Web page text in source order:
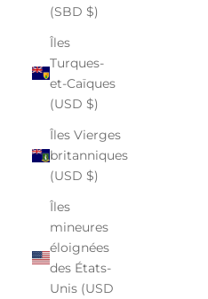
(SBD $)
Îles
Turques-
et-Caïques
(USD $)
Îles Vierges
britanniques
(USD $)
Îles
mineures
éloignées
des États-
Unis (USD